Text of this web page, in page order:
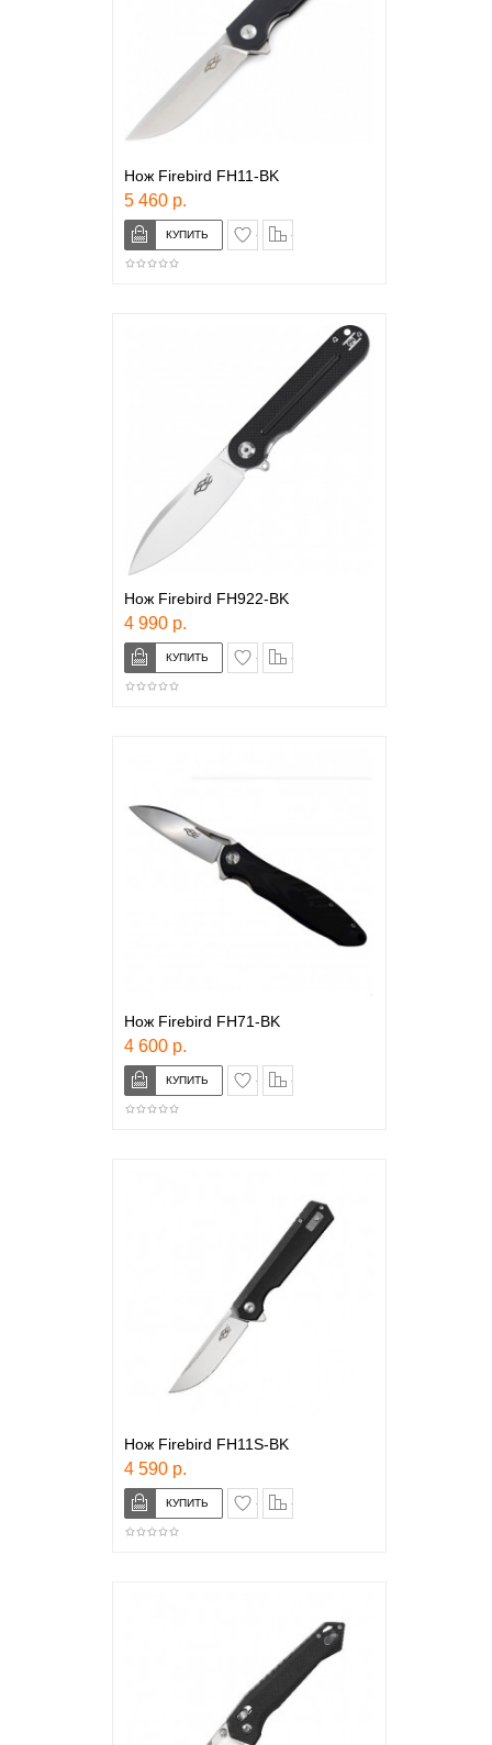
Нож Firebird FH11-BK
5 460 р.
в закладки
Нож Firebird FH922-BK
4 990 р.
в закладки
Нож Firebird FH71-BK
4 600 р.
в закладки
Нож Firebird FH11S-BK
4 590 р.
в закладки